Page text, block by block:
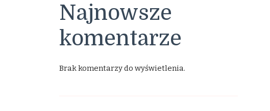
Najnowsze
komentarze
Brak komentarzy do wyświetlenia.